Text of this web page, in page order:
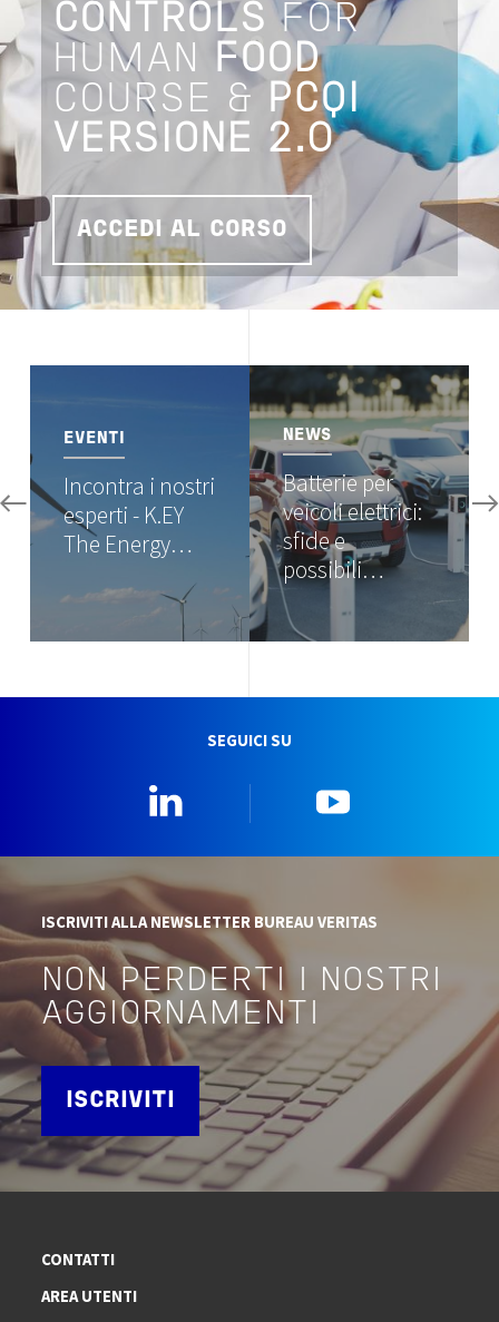
CONTROLSFOR
HUMAN
FOOD
COURSE & PCQI
VERSIONE 2.0
ACCEDI AL CORSO
EVENTI
Incontra i nostri
esperti - K.EY
The Energy…
Image
NEWS
Batterie per
veicoli elettrici:
sfide e
possibili…
SEGUICI SU
ISCRIVITI ALLA NEWSLETTER BUREAU VERITAS
NON PERDERTI I NOSTRI
AGGIORNAMENTI
ISCRIVITI
CONTATTI
AREA UTENTI